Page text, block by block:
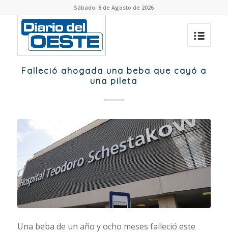
Sábado, 8 de Agosto de 2026
Falleció ahogada una beba que cayó a
una pileta
Una beba de un año y ocho meses falleció este